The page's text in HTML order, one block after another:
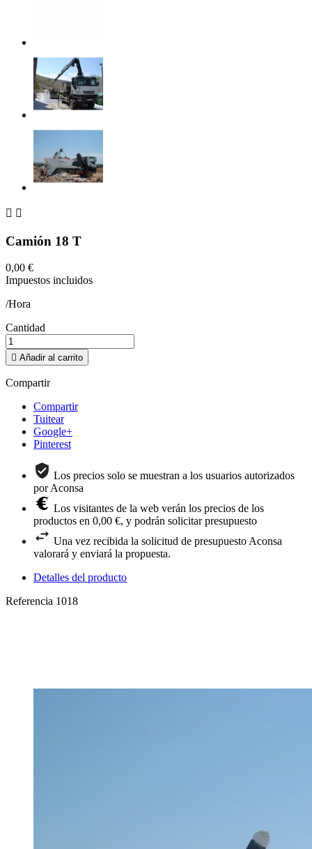
 
Camión 18 T
0,00 €
Impuestos incluidos
/Hora
Cantidad
 Añadir al carrito
Compartir
Compartir
Tuitear
Google+
Pinterest
Los precios solo se muestran a los usuarios autorizados
por Aconsa
Los visitantes de la web verán los precios de los
productos en 0,00 €, y podrán solicitar presupuesto
Una vez recibida la solicitud de presupuesto Aconsa
valorará y enviará la propuesta.
Detalles del producto
Referencia 1018